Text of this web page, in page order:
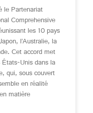
le Partenariat
Comprehensive
les 10 pays
l’Australie, la
Cet accord met
Unis dans la
qui, sous couvert
en réalité
matière